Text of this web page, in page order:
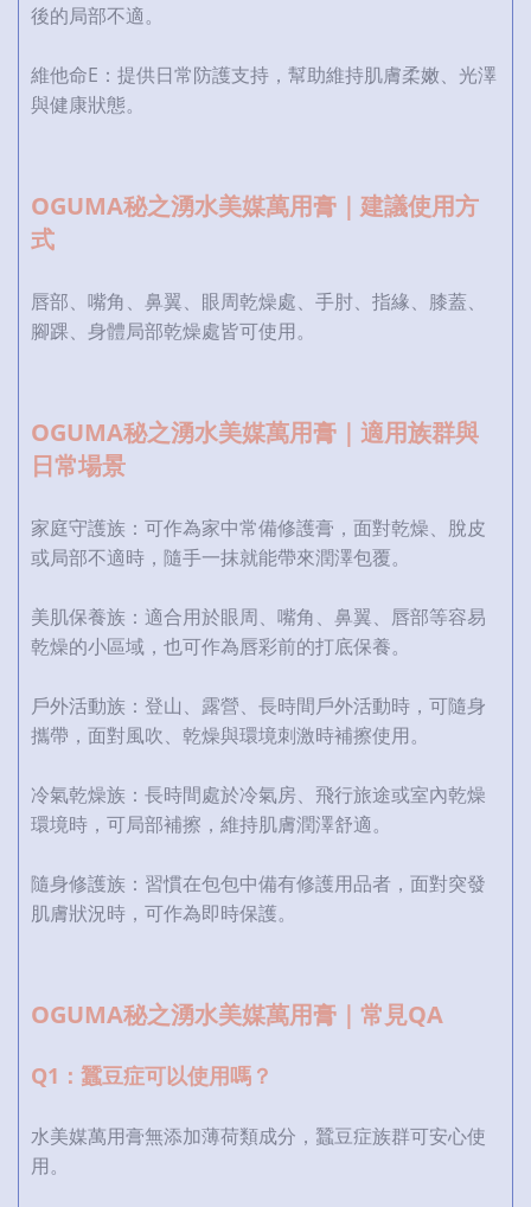
後的局部不適。
維他命E：提供日常防護支持，幫助維持肌膚柔嫩、光澤
與健康狀態。
OGUMA秘之湧水美媒萬用膏｜建議使用方
式
唇部、嘴角、鼻翼、眼周乾燥處、手肘、指緣、膝蓋、
腳踝、身體局部乾燥處皆可使用。
OGUMA秘之湧水美媒萬用膏｜適用族群與
日常場景
家庭守護族：可作為家中常備修護膏，面對乾燥、脫皮
或局部不適時，隨手一抹就能帶來潤澤包覆。
美肌保養族：適合用於眼周、嘴角、鼻翼、唇部等容易
乾燥的小區域，也可作為唇彩前的打底保養。
戶外活動族：登山、露營、長時間戶外活動時，可隨身
攜帶，面對風吹、乾燥與環境刺激時補擦使用。
冷氣乾燥族：長時間處於冷氣房、飛行旅途或室內乾燥
環境時，可局部補擦，維持肌膚潤澤舒適。
隨身修護族：習慣在包包中備有修護用品者，面對突發
肌膚狀況時，可作為即時保護。
OGUMA秘之湧水美媒萬用膏｜常見QA
Q1：蠶豆症可以使用嗎？
水美媒萬用膏無添加薄荷類成分，蠶豆症族群可安心使
用。